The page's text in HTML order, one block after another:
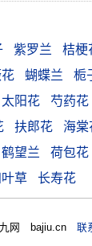
紫罗兰 桔梗
蝴蝶兰 栀
太阳花 芍药花
扶郎花 海棠
鹤望兰 荷包花
叶草 长寿花
九网 bajiu.cn联